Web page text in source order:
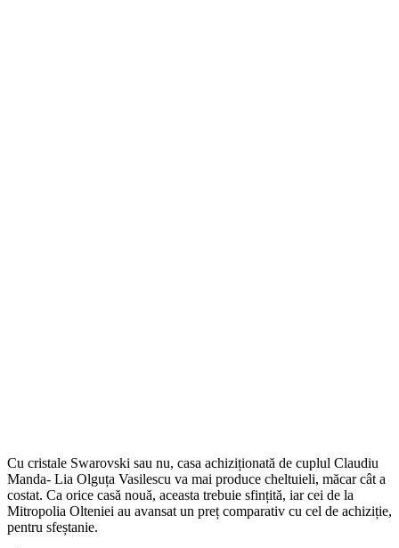
Cu cristale Swarovski sau nu, casa achiziționată de cuplul Claudiu
Manda- Lia Olguța Vasilescu va mai produce cheltuieli, măcar cât a
costat. Ca orice casă nouă, aceasta trebuie sfințită, iar cei de la
Mitropolia Olteniei au avansat un preț comparativ cu cel de achiziție,
pentru sfeștanie.